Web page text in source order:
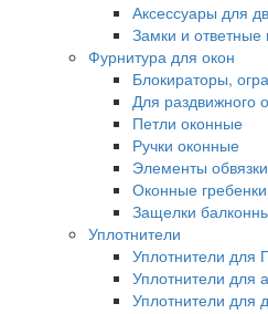
Аксессуары для
Замки и ответные
Фурнитура для окон
Блокираторы,
Для раздвижного
Петли оконные
Ручки оконные
Элементы обвязки
Оконные
Защелки
Уплотнители
Уплотнители для
Уплотнители для
Уплотнители для